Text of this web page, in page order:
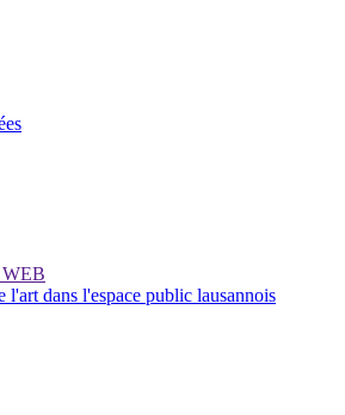
dans l'espace public lausannois